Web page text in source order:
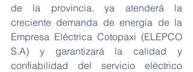
de la provincia, ya atenderá la
creciente demanda de energía de la
Empresa Eléctrica Cotopaxi (ELEPCO
S.A) y garantizará la calidad y
confiabilidad del servicio eléctrico